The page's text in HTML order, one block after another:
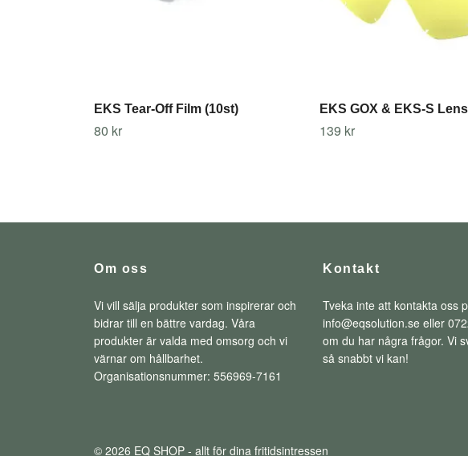
EKS Tear-Off Film (10st)
80 kr
EKS GOX & EKS-S
139 kr
Om oss
Vi vill sälja produkter som inspirerar och
bidrar till en bättre vardag. Våra
produkter är valda med omsorg och vi
värnar om hållbarhet.
Organisationsnummer: 556969-7161
Kontakt
Tveka inte att kontakta oss
info@eqsolution.se eller
om du har några frågor. Vi
så snabbt vi kan!
© 2026 EQ SHOP - allt för dina fritidsintressen